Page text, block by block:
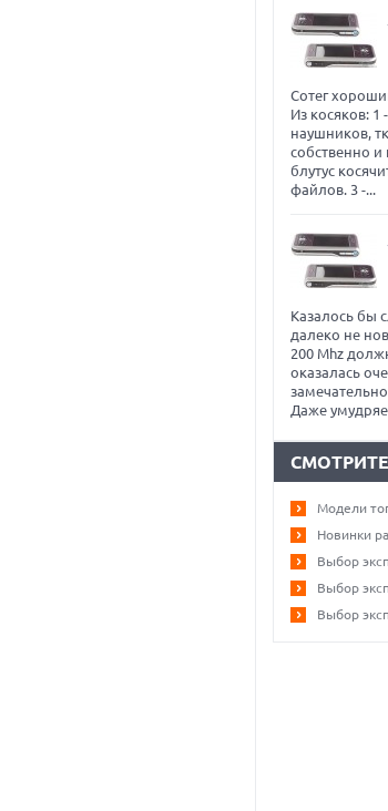
Сотег
Из косяков: 1
наушников,
собственно и
блутус
файлов. 3 -...
Казалось бы
далеко не
200 Mhz
оказалась
Даже
Модели
Новинки
Выбор
Выбор
Выбор